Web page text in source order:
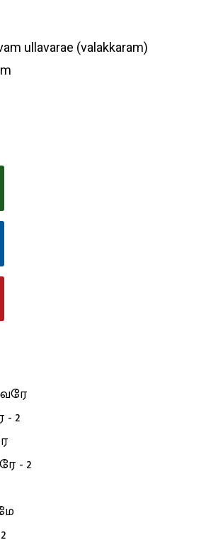
ullavarae (valakkaram)
2
- 2